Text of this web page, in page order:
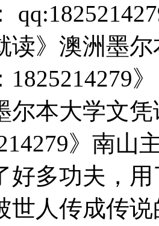
读》澳洲墨
1825214279
尔本大学文
》南山
好多功夫，
世人传成传